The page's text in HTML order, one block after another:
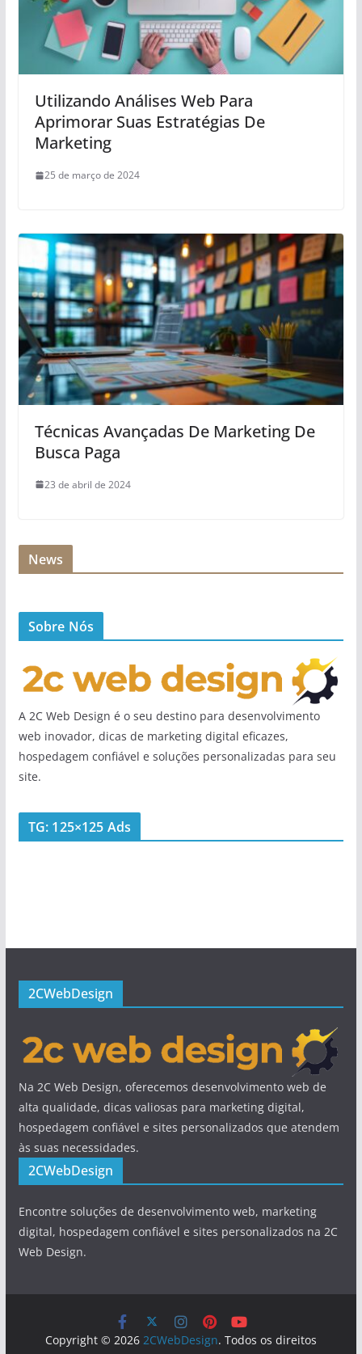
Utilizando Análises Web Para
Aprimorar Suas Estratégias De
Marketing
25 de março de 2024
Técnicas Avançadas De Marketing De
Busca Paga
23 de abril de 2024
News
Sobre Nós
A 2C Web Design é o seu destino para desenvolvimento
web inovador, dicas de marketing digital eficazes,
hospedagem confiável e soluções personalizadas para seu
site.
TG: 125×125 Ads
2CWebDesign
Na 2C Web Design, oferecemos desenvolvimento web de
alta qualidade, dicas valiosas para marketing digital,
hospedagem confiável e sites personalizados que atendem
às suas necessidades.
2CWebDesign
Encontre soluções de desenvolvimento web, marketing
digital, hospedagem confiável e sites personalizados na 2C
Web Design.
Copyright © 2026 2CWebDesign. Todos os direitos